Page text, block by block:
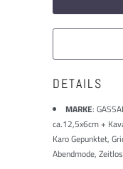
verfügbar
ist:
DETAILS
MARKE:
ca.12,5x6cm +
Karo Gepunktet,
Abendmode,